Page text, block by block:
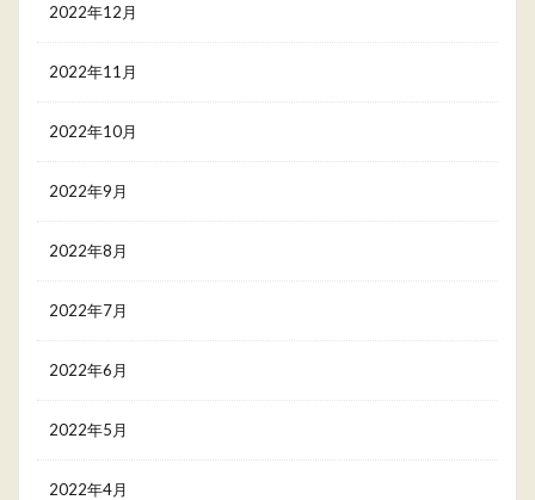
2022年12月
2022年11月
2022年10月
2022年9月
2022年8月
2022年7月
2022年6月
2022年5月
2022年4月